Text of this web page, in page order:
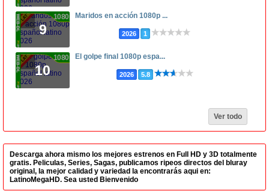
9
1080p Maridos en acción 1080p ...
2026 1
10
1080p El golpe final 1080p espa...
2026 5.8
Ver todo
Descarga ahora mismo los mejores estrenos en Full HD y 3D totalmente
gratis. Peliculas, Series, Sagas, publicamos ripeos directos del bluray
original, la mejor calidad y variedad la encontrarás aqui en:
LatinoMegaHD. Sea usted Bienvenido